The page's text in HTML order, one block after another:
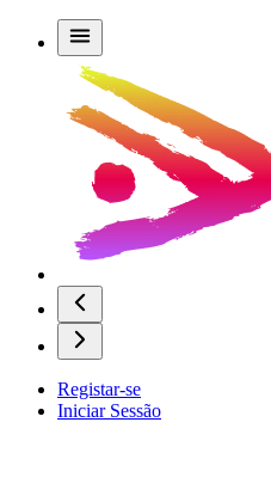
Registar-se
Iniciar Sessão